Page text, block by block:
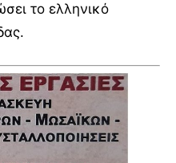
το ελληνικό